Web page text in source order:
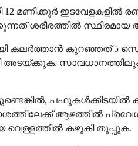
12 മണിക്കൂർ
ശരീരത്തിൽ സ്ഥിരമായ
കുറഞ്ഞത് 5
അടയ്ക്കുക.
ആഴത്തിൽ
കഴുകി തുപ്പുക.